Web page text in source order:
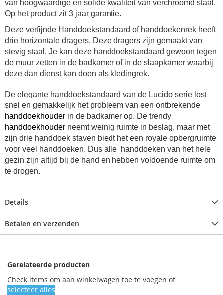
van hoogwaardige en solide kwaliteit van verchroomd staal.
Op het product zit 3 jaar garantie.
Deze verfijnde Handdoekstandaard of handdoekenrek heeft
drie horizontale dragers. Deze dragers zijn gemaakt van
stevig staal. Je kan deze handdoekstandaard gewoon tegen
de muur zetten in de badkamer of in de slaapkamer waarbij
deze dan dienst kan doen als kledingrek.
De elegante handdoekstandaard van de Lucido serie lost
snel en gemakkelijk het probleem van een ontbrekende
handdoekhouder in de badkamer op. De trendy
handdoekhouder neemt weinig ruimte in beslag, maar met
zijn drie handdoek staven biedt het een royale opbergruimte
voor veel handdoeken. Dus alle handdoeken van het hele
gezin zijn altijd bij de hand en hebben voldoende ruimte om
te drogen.
Details
Betalen en verzenden
Gerelateerde producten
Check items om aan winkelwagen toe te voegen of
selecteer alles